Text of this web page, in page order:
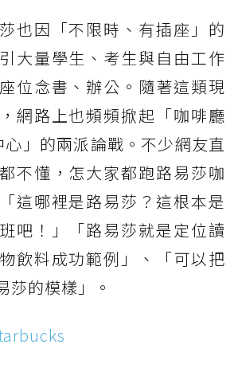
也因「不限時、有插座」的
大量學生、考生與自由工作
位念書、辦公。隨著這類現
網路上也頻頻掀起「咖啡廳
」的兩派論戰。不少網友直
不懂，怎大家都跑路易莎咖
這哪裡是路易莎？這根本是
吧！」「路易莎就是定位讀
飲料成功範例」、「可以把
莎的模樣」。